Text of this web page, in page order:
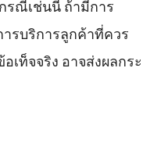
รณีเช่นนี้ ถ้ามีการ
รบริการลูกค้าที่ควร
เท็จจริง อาจส่งผลกระ